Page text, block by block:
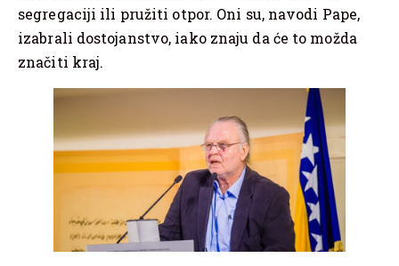
segregaciji ili pružiti otpor. Oni su, navodi Pape,
izabrali dostojanstvo, iako znaju da će to možda
značiti kraj.